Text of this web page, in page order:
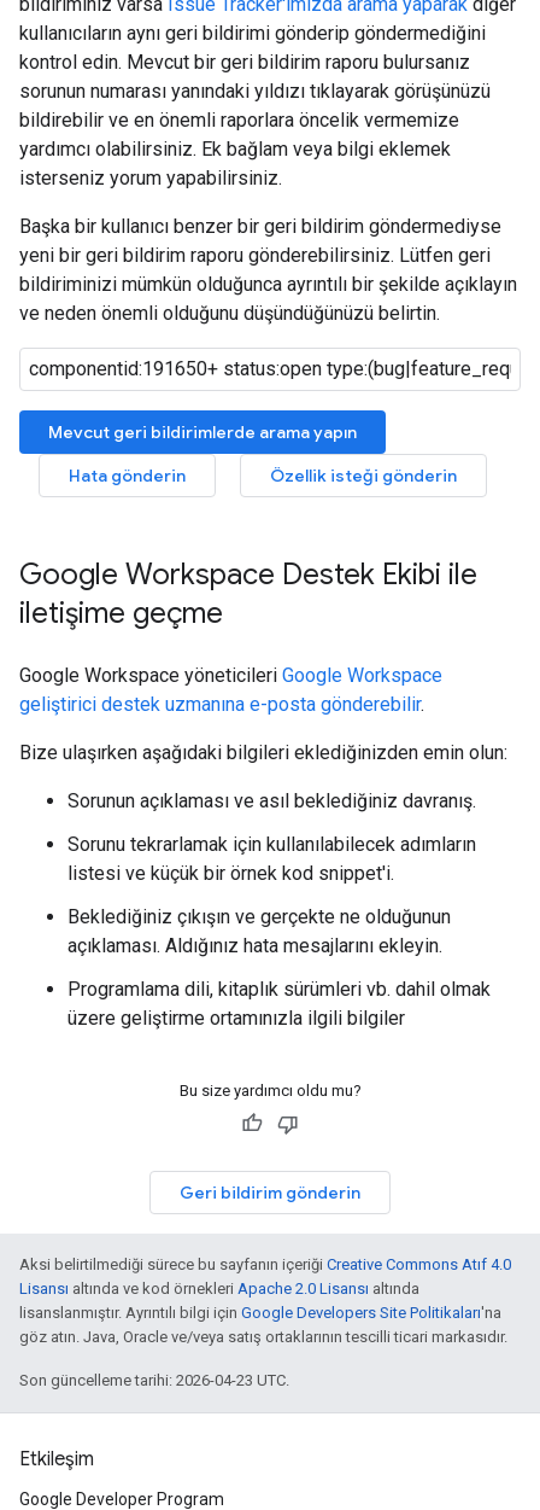
kullanıcıların aynı geri bildirimi gönderip göndermediğini
kontrol edin. Mevcut bir geri bildirim raporu bulursanız
sorunun numarası yanındaki yıldızı tıklayarak görüşünüzü
bildirebilir ve en önemli raporlara öncelik vermemize
yardımcı olabilirsiniz. Ek bağlam veya bilgi eklemek
isterseniz yorum yapabilirsiniz.
Başka bir kullanıcı benzer bir geri bildirim göndermediyse
yeni bir geri bildirim raporu gönderebilirsiniz. Lütfen geri
bildiriminizi mümkün olduğunca ayrıntılı bir şekilde açıklayın
ve neden önemli olduğunu düşündüğünüzü belirtin.
Mevcut geri bildirimlerde arama yapın
Hata gönderin
Özellik isteği gönderin
Google Workspace Destek Ekibi ile
iletişime geçme
Google Workspace yöneticileri Google Workspace
geliştirici destek uzmanına e-posta gönderebilir.
Bize ulaşırken aşağıdaki bilgileri eklediğinizden emin olun:
Sorunun açıklaması ve asıl beklediğiniz davranış.
Sorunu tekrarlamak için kullanılabilecek adımların
listesi ve küçük bir örnek kod snippet'i.
Beklediğiniz çıkışın ve gerçekte ne olduğunun
açıklaması. Aldığınız hata mesajlarını ekleyin.
Programlama dili, kitaplık sürümleri vb. dahil olmak
üzere geliştirme ortamınızla ilgili bilgiler
Bu size yardımcı oldu mu?
Geri bildirim gönderin
Aksi belirtilmediği sürece bu sayfanın içeriği Creative Commons Atıf 4.0
Lisansı altında ve kod örnekleri Apache 2.0 Lisansı altında
lisanslanmıştır. Ayrıntılı bilgi için Google Developers Site Politikaları'na
göz atın. Java, Oracle ve/veya satış ortaklarının tescilli ticari markasıdır.
Son güncelleme tarihi: 2026-04-23 UTC.
Etkileşim
Google Developer Program